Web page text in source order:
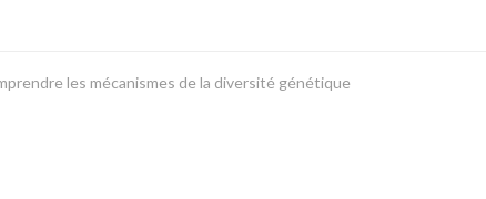
les mécanismes de la diversité génétique